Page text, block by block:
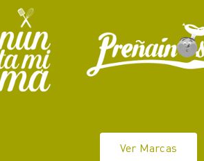
Ver Marcas